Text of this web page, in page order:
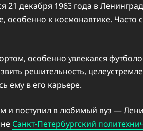
21 декабря 1963 года в
особенно к космонавтике. Часто
особенно увлекался
решительность,
ему в его карьере.
и поступил в любимый вуз —
Санкт-Петербургский